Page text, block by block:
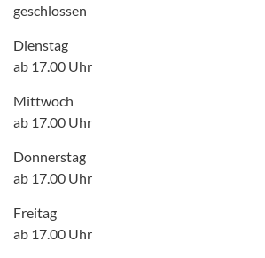
geschlossen
Dienstag
ab 17.00 Uhr
Mittwoch
ab 17.00 Uhr
Donnerstag
ab 17.00 Uhr
Freitag
ab 17.00 Uhr